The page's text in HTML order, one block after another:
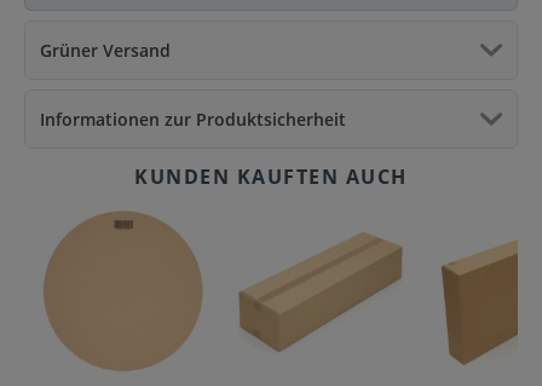
Grüner Versand
Informationen zur Produktsicherheit